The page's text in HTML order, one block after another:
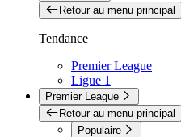
Retour au menu principal
Tendance
Premier League
Ligue 1
Premier League
Retour au menu principal
Populaire